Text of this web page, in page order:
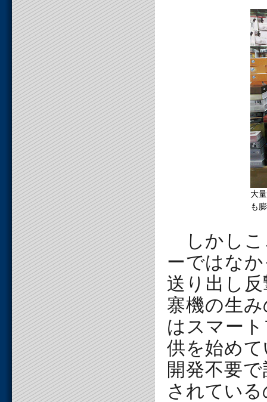
大
も
しかしこ
ーではな
送り出し
寨機の生
はスマー
供を始め
開発不要
されてい